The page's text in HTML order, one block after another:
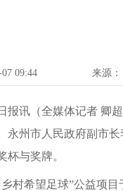
09:44 来源：
报讯（全媒体记者 卿
永州市人民政府副市
杯与奖牌。
乡村希望足球”公益项